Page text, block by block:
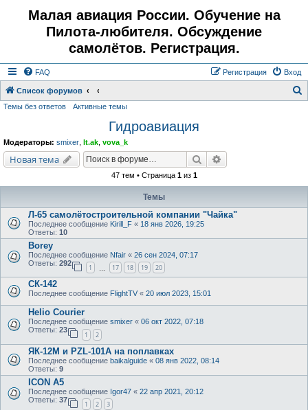
Малая авиация России. Обучение на
Пилота-любителя. Обсуждение
самолётов. Регистрация.
FAQ Вход
Регистрация
Список форумов
Темы без ответов Активные темы
Гидроавиация
Модераторы: smixer lt.ak vova_k
Новая тема Поиск
47 тем • Страница 1из 1
Темы
Л-65 самолётостроительной компании "Чайка"
Последнее сообщение Kirill_F « 18 янв 2026, 19:25
Ответы: 10
Borey
Последнее сообщение Nfair « 26 сен 2024, 07:17
Ответы: 292
1 17 18 19 20
СК-142
Последнее сообщение FlightTV « 20 июл 2023, 15:01
Helio Courier
Последнее сообщение smixer « 06 окт 2022, 07:18
Ответы: 23
1 2
ЯК-12М и PZL-101A на поплавках
Последнее сообщение baikalguide « 08 янв 2022, 08:14
Ответы: 9
ICON A5
Последнее сообщение Igor47 « 22 апр 2021, 20:12
Ответы: 37
1 2 3